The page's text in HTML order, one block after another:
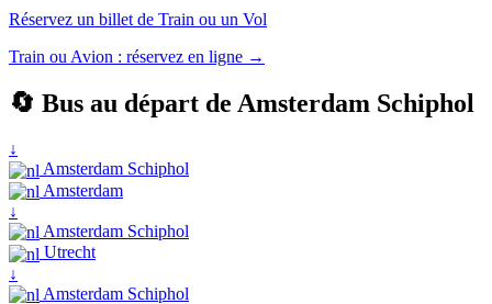
Réservez un billet de Train ou un Vol
Train ou Avion : réservez en ligne →
🔄 Bus au départ de Amsterdam Schiphol
↓
Amsterdam Schiphol
Amsterdam
↓
Amsterdam Schiphol
Utrecht
↓
Amsterdam Schiphol